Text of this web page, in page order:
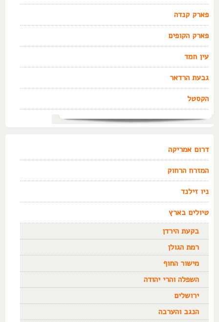
פארק קנדה
פארק הקופים
עין חמד
גבעת הרדאר
הקסטל
דרום אמריקה
המזרח הרחוק
ניו זילנד
טיולים בארץ
בקעת הירדן
רמת הגולן
מישור החוף
השפלה והרי יהודה
ירושלים
הנגב והערבה